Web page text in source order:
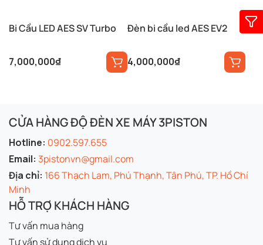
Bi Cầu LED AES SV Turbo
7,000,000₫
Đèn bi cầu led AES EV2
4,000,000₫
CỬA HÀNG ĐỘ ĐÈN XE MÁY 3PISTON
Hotline: 0902.597.655
Email: 3pistonvn@gmail.com
Địa chỉ: 166 Thạch Lam, Phú Thạnh, Tân Phú, TP. Hồ Chí
Minh
HỖ TRỢ KHÁCH HÀNG
Tư vấn mua hàng
Tư vấn sử dụng dịch vụ